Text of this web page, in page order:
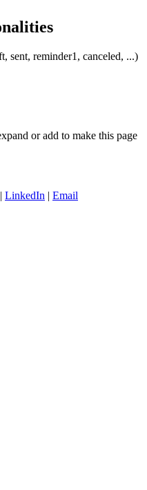
sent, reminder1, canceled, ...)
or add to make this page
| LinkedIn | Email